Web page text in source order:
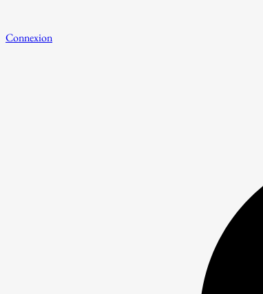
Connexion